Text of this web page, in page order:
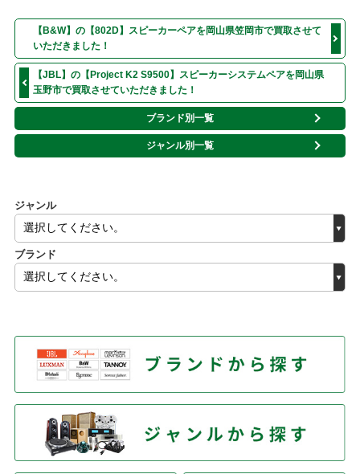
ジャンル
ブランド
【B&W】の【802D】スピーカーペアを岡山県笠岡市で買取させて
いただきました！
【JBL】の【Project K2 S9500】スピーカーシステムペアを岡山県
玉野市で買取させていただきました！
ブランド別一覧
ジャンル別一覧